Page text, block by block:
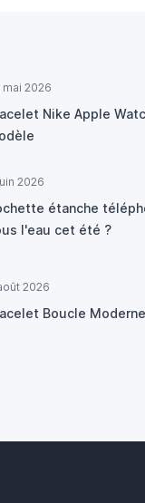
mai 2026
Nike Apple
2026
étanche
l'eau cet été ?
2026
Boucle